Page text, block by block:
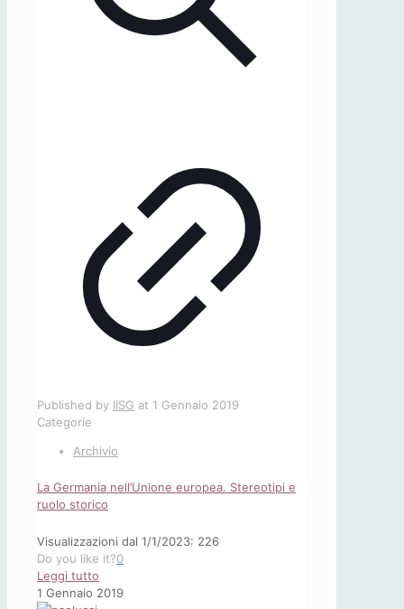
Published by IISG at 1 Gennaio 2019
Categorie
Archivio
La Germania nell’Unione europea. Stereotipi e
ruolo storico
Visualizzazioni dal 1/1/2023: 226
Do you like it?0
Leggi tutto
La
1 Gennaio 2019